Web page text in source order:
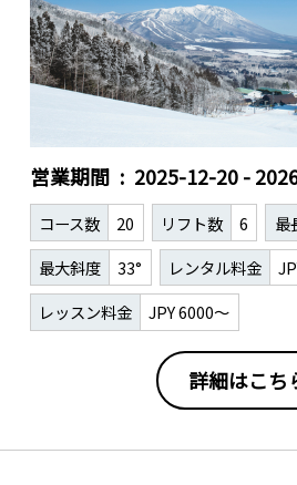
営業期間 2025-12-20 -
コース数 20 リフト数 6 最
最大斜度
33° レンタル料金
レッスン料金
JPY 6000～
詳細はこち